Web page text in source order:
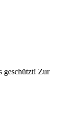
geschützt! Zur